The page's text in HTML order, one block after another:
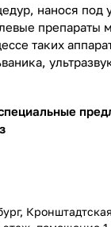
нанося
препараты
таких